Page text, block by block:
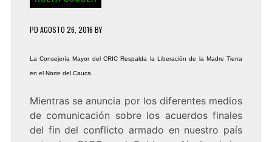
PD AGOSTO 26, 2016 BY
La Consejería Mayor del CRIC Respalda la Liberación de la Madre Tierra
en el Norte del Cauca
Mientras se anuncia por los diferentes medios
de comunicación sobre los acuerdos finales
del fin del conflicto armado en nuestro país